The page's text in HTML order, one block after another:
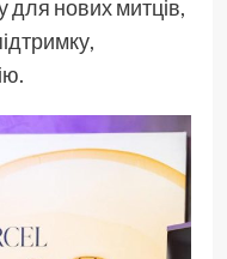
для нових митців,